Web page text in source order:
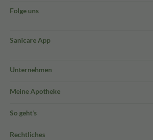
Folge uns
Sanicare App
Unternehmen
Meine Apotheke
So geht's
Rechtliches